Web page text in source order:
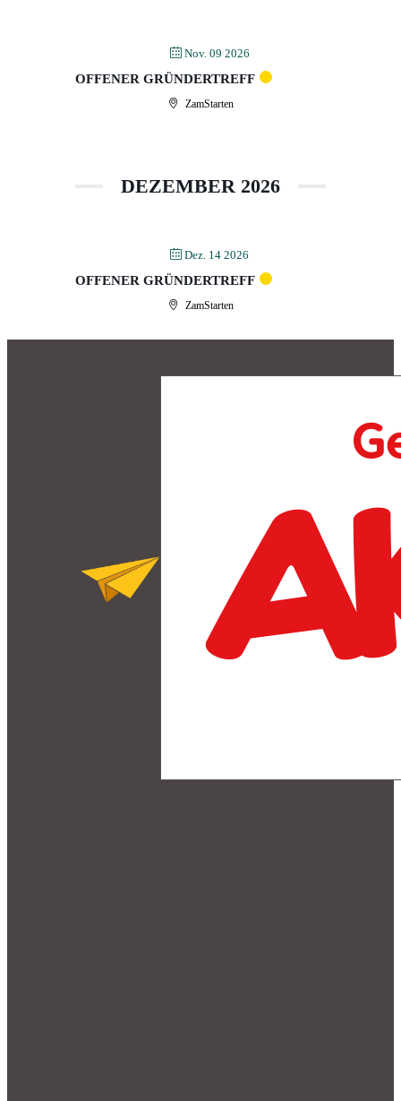
Nov. 09 2026
OFFENER GRÜNDERTREFF
ZamStarten
DEZEMBER 2026
Dez. 14 2026
OFFENER GRÜNDERTREFF
ZamStarten